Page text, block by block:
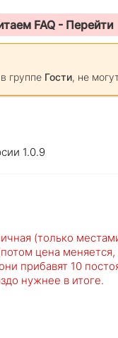
FAQ - Перейти
группе Гости, не
1.0.9
(только
цена
прибавят 10
нужнее в итоге.